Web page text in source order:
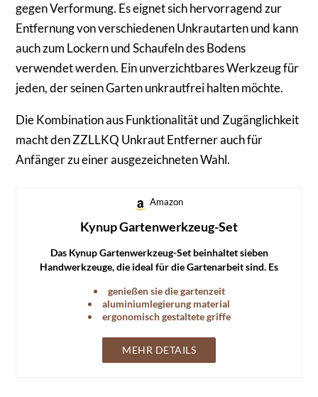
gegen Verformung. Es eignet sich hervorragend zur
Entfernung von verschiedenen Unkrautarten und kann
auch zum Lockern und Schaufeln des Bodens
verwendet werden. Ein unverzichtbares Werkzeug für
jeden, der seinen Garten unkrautfrei halten möchte.
Die Kombination aus Funktionalität und Zugänglichkeit
macht den ZZLLKQ Unkraut Entferner auch für
Anfänger zu einer ausgezeichneten Wahl.
Amazon
Kynup Gartenwerkzeug-Set
Das Kynup Gartenwerkzeug-Set beinhaltet sieben
Handwerkzeuge, die ideal für die Gartenarbeit sind. Es
Aufbewahrungstasche.
genießen sie die gartenzeit
aluminiumlegierung material
ergonomisch gestaltete griffe
MEHR DETAILS